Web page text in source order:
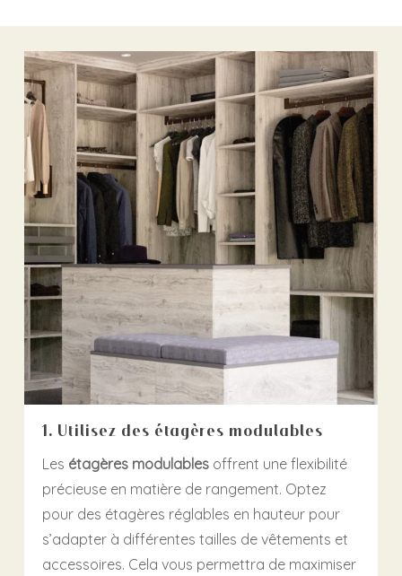
1. Utilisez des étagères modulables
Les étagères modulablesoffrent une flexibilité
précieuse en matière de rangement. Optez
pour des étagères réglables en hauteur pour
s’adapter à différentes tailles de vêtements et
accessoires. Cela vous permettra de maximiser